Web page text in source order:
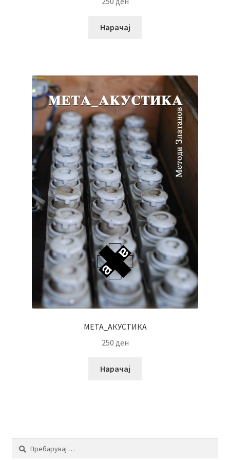
Нарачај
МЕТА_АКУСТИКА
250 ден
Нарачај
Пребарувај